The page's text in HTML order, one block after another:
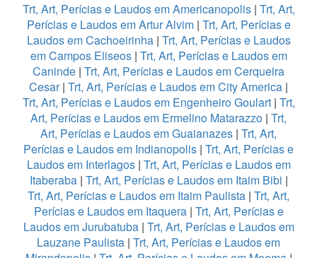
Trt, Art, Perícias e Laudos em Americanopolis | Trt, Art,
Perícias e Laudos em Artur Alvim | Trt, Art, Perícias e
Laudos em Cachoeirinha| Trt, Art, Perícias e Laudos
em Campos Eliseos | Trt, Art, Perícias e Laudos em
Caninde | Trt, Art, Perícias e Laudos em Cerqueira
Cesar| Trt, Art, Perícias e Laudos em City America |
Trt, Art, Perícias e Laudos em Engenheiro Goulart | Trt,
Art, Perícias e Laudos em Ermelino Matarazzo | Trt,
Art, Perícias e Laudos em Guaianazes | Trt, Art,
Perícias e Laudos em Indianopolis | Trt, Art, Perícias e
Laudos em Interlagos| Trt, Art, Perícias e Laudos em
Itaberaba| Trt, Art, Perícias e Laudos em Itaim Bibi |
Trt, Art, Perícias e Laudos em Itaim Paulista | Trt, Art,
Perícias e Laudos em Itaquera| Trt, Art, Perícias e
Laudos em Jurubatuba| Trt, Art, Perícias e Laudos em
Lauzane Paulista | Trt, Art, Perícias e Laudos em